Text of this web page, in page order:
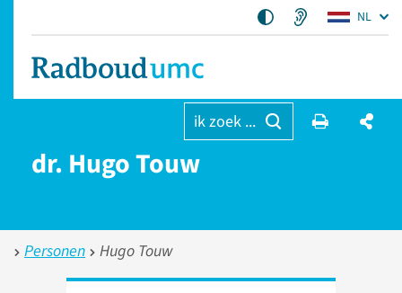
NL
ik zoek ...
dr. Hugo Touw
Personen Hugo Touw